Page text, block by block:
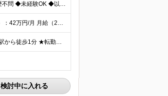
≪完全人柄採用！25卒・フリーター・中卒もOK！体育会系歓迎！≫ ◆学歴不問 ◆未経験OK ◆以下の方は【面接確約】にてご案内します！ ・運動部に所属していた経験がある方 ・何らかのスポーツ経験がある
＼＼2025年7月に入社した先輩は…／／ インセンティブ（2026年5月現在）：42万円/月 月給（2026年5月現在）：33万円 年収（2026年5月現在）約900万円 ※来年は【年収2000万】を
★地方在住者も大歓迎！上京を応援する【引っ越し支援制度】あり ★池袋駅から徒歩1分 ★転勤なし！ 【本社】東京都豊島区西池袋3-25-15 IB第1ビル 4階 ※東海・関西方面への出張あり アポ
検討中に入れる